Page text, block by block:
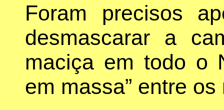
Foram precisos
desmascarar a
maciça em todo o
em massa” entre